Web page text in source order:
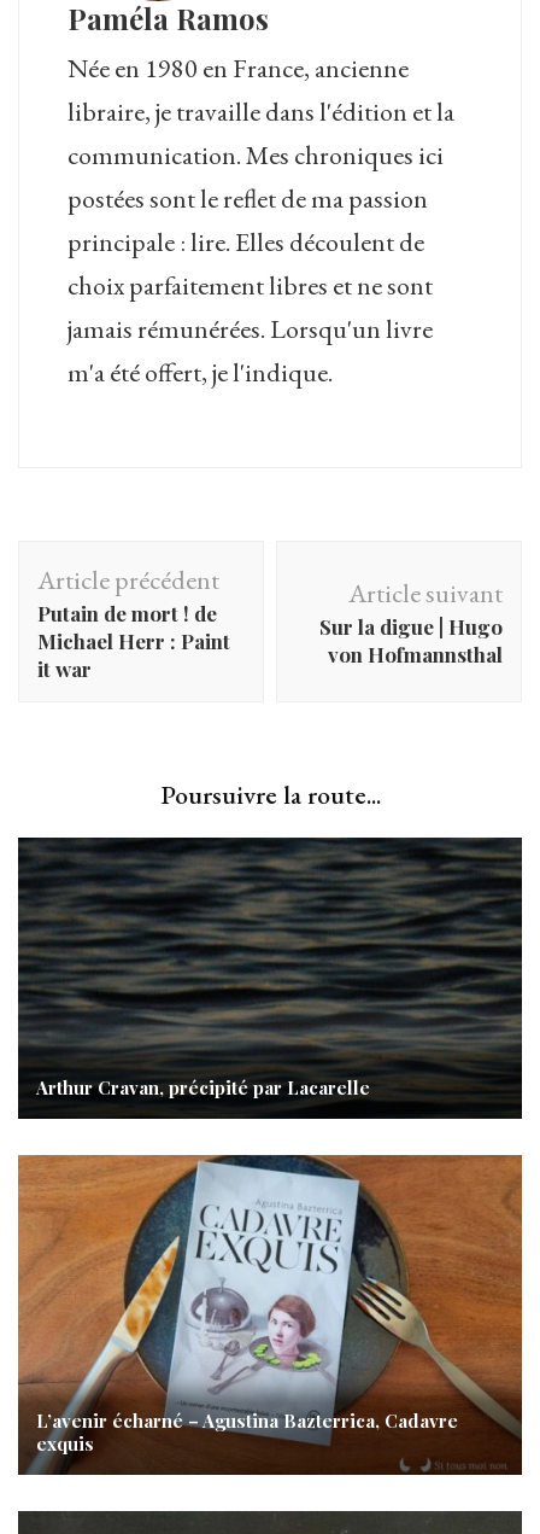
Paméla Ramos
Née en 1980 en France, ancienne
libraire, je travaille dans l'édition et la
communication. Mes chroniques ici
postées sont le reflet de ma passion
principale : lire. Elles découlent de
choix parfaitement libres et ne sont
jamais rémunérées. Lorsqu'un livre
m'a été offert, je l'indique.
Navigation
d'article
Article précédent
Putain de mort ! de
Michael Herr : Paint
it war
Article suivant
Sur la digue | Hugo
von Hofmannsthal
Poursuivre la route...
Arthur Cravan, précipité par Lacarelle
L’avenir écharné – Agustina Bazterrica, Cadavre
exquis